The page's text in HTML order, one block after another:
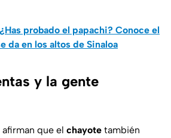
¿Has probado el papachi? Conoce el
da en los altos de Sinaloa
y la gente
que el chayote también